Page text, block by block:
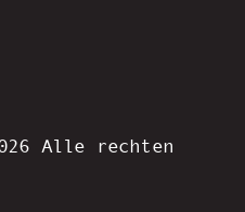
Alle rechten